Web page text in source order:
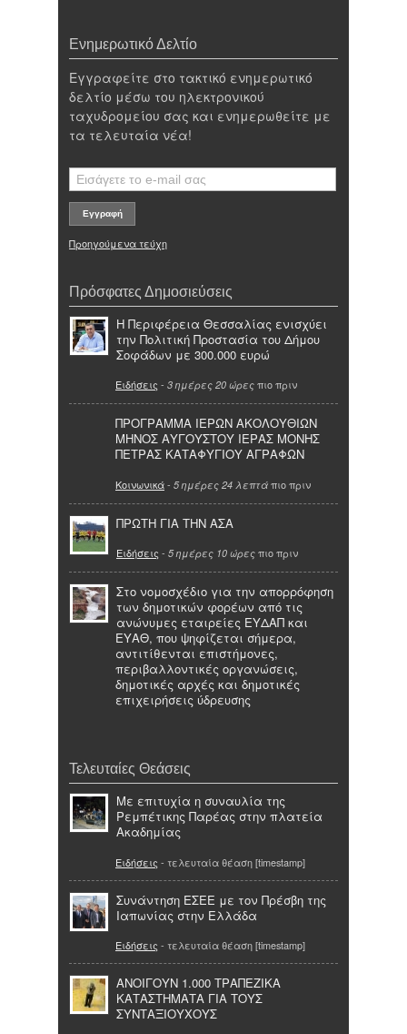
Ενημερωτικό Δελτίο
Εγγραφείτε στο τακτικό ενημερωτικό
δελτίο μέσω του ηλεκτρονικού
ταχυδρομείου σας και ενημερωθείτε με
τα τελευταία νέα!
Προηγούμενα τεύχη
Πρόσφατες Δημοσιεύσεις
Η Περιφέρεια Θεσσαλίας ενισχύει
την Πολιτική Προστασία του Δήμου
Σοφάδων με 300.000 ευρώ
Ειδήσεις - 3 ημέρες 20 ώρες πιο πριν
ΠΡΟΓΡΑΜΜΑ ΙΕΡΩΝ ΑΚΟΛΟΥΘΙΩΝ
ΜΗΝΟΣ ΑΥΓΟΥΣΤΟΥ ΙΕΡΑΣ ΜΟΝΗΣ
ΠΕΤΡΑΣ ΚΑΤΑΦΥΓΙΟΥ ΑΓΡΑΦΩΝ
Κοινωνικά- 5 ημέρες 24 λεπτά πιο πριν
ΠΡΩΤΗ ΓΙΑ ΤΗΝ ΑΣΑ
Ειδήσεις - 5 ημέρες 10 ώρες πιο πριν
Στο νομοσχέδιο για την απορρόφηση
των δημοτικών φορέων από τις
ανώνυμες εταιρείες ΕΥΔΑΠ και
ΕΥΑΘ, που ψηφίζεται σήμερα,
αντιτίθενται επιστήμονες,
περιβαλλοντικές οργανώσεις,
δημοτικές αρχές και δημοτικές
επιχειρήσεις ύδρευσης
Τελευταίες Θεάσεις
Με επιτυχία η συναυλία της
Ρεμπέτικης Παρέας στην πλατεία
Ακαδημίας
Ειδήσεις - τελευταία θέαση [timestamp]
Συνάντηση ΕΣΕΕ με τον Πρέσβη της
Ιαπωνίας στην Ελλάδα
Ειδήσεις - τελευταία θέαση [timestamp]
ΑΝΟΙΓΟΥΝ 1.000 ΤΡΑΠΕΖΙΚΑ
ΚΑΤΑΣΤΗΜΑΤΑ ΓΙΑ ΤΟΥΣ
ΣΥΝΤΑΞΙΟΥΧΟΥΣ